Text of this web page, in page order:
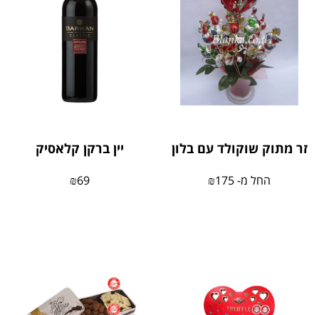
זר מתוק שוקולד עם בלון
החל מ- ₪175
יין ברקן קלאסיק
₪69